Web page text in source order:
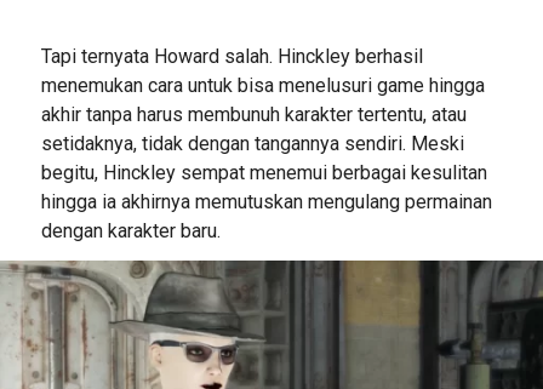
Tapi ternyata Howard salah. Hinckley berhasil
menemukan cara untuk bisa menelusuri game hingga
akhir tanpa harus membunuh karakter tertentu, atau
setidaknya, tidak dengan tangannya sendiri. Meski
begitu, Hinckley sempat menemui berbagai kesulitan
hingga ia akhirnya memutuskan mengulang permainan
dengan karakter baru.